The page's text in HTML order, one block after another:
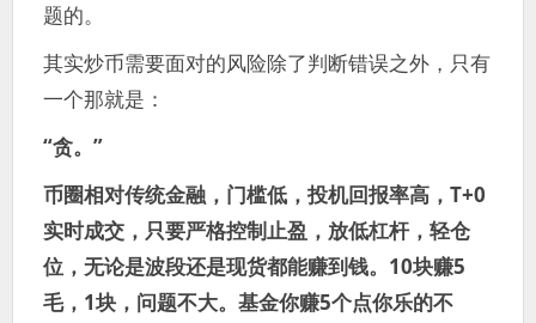
题的。
其实炒币需要面对的风险除了判断错误之外，只有
一个那就是：
“贪。”
币圈相对传统金融，门槛低，投机回报率高，T+0
实时成交，只要严格控制止盈，放低杠杆，轻仓
位，无论是波段还是现货都能赚到钱。10块赚5
毛，1块，问题不大。基金你赚5个点你乐的不